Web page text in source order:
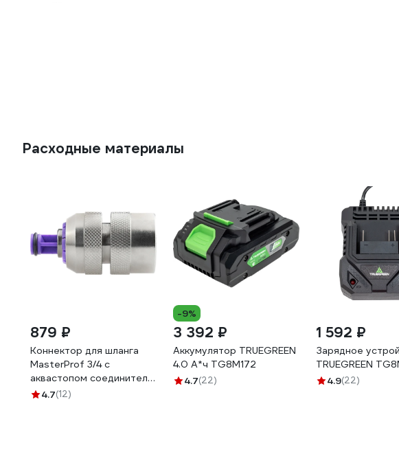
Расходные материалы
879 ₽
Коннектор для шланга
MasterProf 3/4 с
аквастопом соединитель
латунь ДС.070679.ИМ
4.7(12)
-9%
3 392 ₽
Аккумулятор TRUEGREEN
4.0 А*ч TG8M172
4.7(22)
1 592 ₽
Зарядное
TRUEGREEN
4.9(22)